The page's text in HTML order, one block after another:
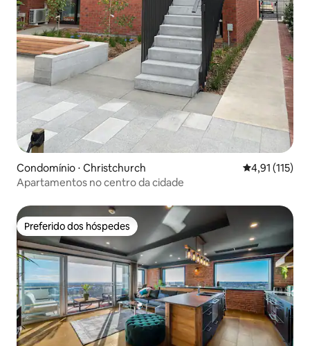
Condomínio ⋅ Christchurch 4,91 de uma
4,91 (115)
Apartamentos no centro da cidade
Preferido dos hóspedes
Preferido dos hóspedes